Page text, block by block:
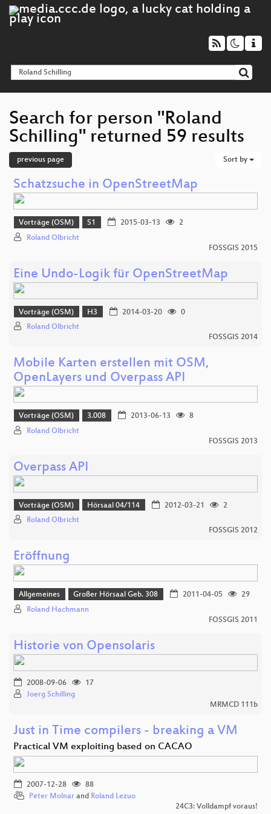
Search for person "Roland
Schilling" returned 59 results
previous page Sort by
Schatzsuche in OpenStreetMap
Vorträge (OSM) S1 2015-03-13
2
Roland Olbricht
FOSSGIS 2015
Eine Undo-Logik für OpenStreetMap
Vorträge (OSM) H3 2014-03-20
0
Roland Olbricht
FOSSGIS 2014
Mobile Karten erstellen mit OSM,
OpenLayers und Overpass API
Vorträge (OSM) 3.008 2013-06-13
8
Roland Olbricht
FOSSGIS 2013
Overpass API
Vorträge (OSM) Hörsaal 04/114 2012-03-21
2
Roland Olbricht
FOSSGIS 2012
Eröffnung
Allgemeines Großer Hörsaal Geb. 308 2011-04-05
29
Roland Hachmann
FOSSGIS 2011
Historie von Opensolaris
2008-09-06
17
Joerg Schilling
MRMCD 111b
Just in Time compilers - breaking a VM
Practical VM exploiting based on CACAO
2007-12-28
88
Peter Molnar and Roland Lezuo
24C3: Volldampf voraus!